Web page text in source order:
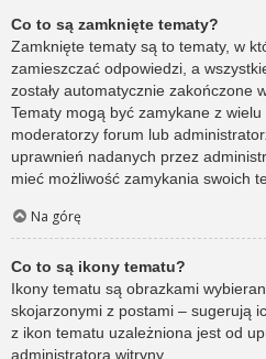
Co to są zamknięte tematy?
Zamknięte tematy są to tematy, w
zamieszczać odpowiedzi, a
zostały automatycznie zakończone
Tematy mogą być zamykane z
moderatorzy forum lub
uprawnień nadanych przez
mieć możliwość zamykania swoich
Na górę
Co to są ikony tematu?
Ikony tematu są obrazkami
skojarzonymi z postami – sugerują
z ikon tematu uzależniona jest od
administratora witryny.